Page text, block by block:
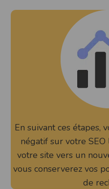
En suivant ces étapes,
négatif sur votre
votre site vers un
vous conserverez vos
de